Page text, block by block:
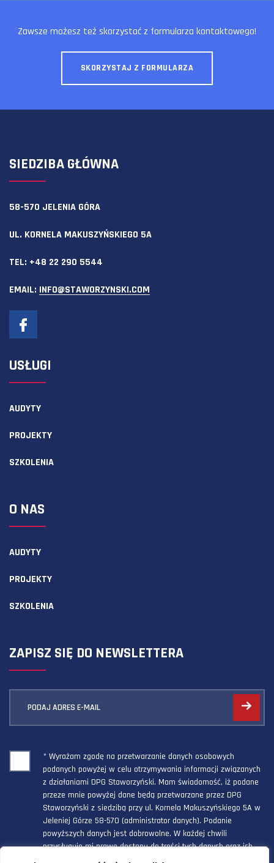
Zawsze możesz też skorzystać z formularza kontaktowego!
SKORZYSTAJ Z FORMULARZA
SIEDZIBA GŁÓWNA
58-570 JELENIA GÓRA
UL. KORNELA MAKUSZYŃSKIEGO 5A
TEL: +48 22 290 5544
EMAIL: INFO@STAWORZYNSKI.COM
USŁUGI
AUDYTY
PROJEKTY
SZKOLENIA
O NAS
AUDYTY
PROJEKTY
SZKOLENIA
ZAPISZ SIĘ DO NEWSLETTERA
PODAJ ADRES E-MAIL
* Wyrażam zgodę na przetwarzanie danych osobowych
podanych powyżej w celu otrzymywania informacji związanych
z działaniami DPG Staworzyński. Mam świadomość, iż podane
przeze mnie powyżej dane będą przetwarzane przez DPG
Staworzyński z siedzibą przy ul. Kornela Makuszyńskiego 5A w
Jeleniej Górze 58-570 (administrator danych). Podanie
powyższych danych jest dobrowolne. W każdej chwili
przysługuje mi prawo dostępu do treści tych danych oraz ich
poprawienia, a powyższa zgoda może być odwołana w każdym